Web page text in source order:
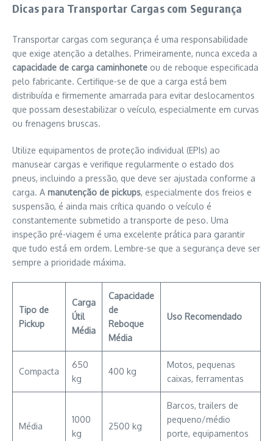
Dicas para Transportar Cargas com Segurança
Transportar cargas com segurança é uma responsabilidade
que exige atenção a detalhes. Primeiramente, nunca exceda a
capacidade de carga caminhonete ou de reboque especificada
pelo fabricante. Certifique-se de que a carga está bem
distribuída e firmemente amarrada para evitar deslocamentos
que possam desestabilizar o veículo, especialmente em curvas
ou frenagens bruscas.
Utilize equipamentos de proteção individual (EPIs) ao
manusear cargas e verifique regularmente o estado dos
pneus, incluindo a pressão, que deve ser ajustada conforme a
carga. A manutenção de pickups, especialmente dos freios e
suspensão, é ainda mais crítica quando o veículo é
constantemente submetido a transporte de peso. Uma
inspeção pré-viagem é uma excelente prática para garantir
que tudo está em ordem. Lembre-se que a segurança deve ser
sempre a prioridade máxima.
Tipo de
Pickup
Carga
Útil
Média
Capacidade
de
Reboque
Média
Uso Recomendado
Compacta
650
kg
400 kg
Motos, pequenas
caixas, ferramentas
Média
1000
kg
2500 kg
Barcos, trailers de
pequeno/médio
porte, equipamentos